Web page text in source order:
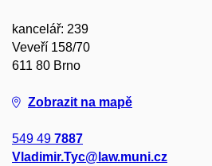
kancelář: 239
Veveří 158/70
611 80 Brno
Zobrazit na mapě
549 49 7887
Vladimir.Tyc@law.muni.cz